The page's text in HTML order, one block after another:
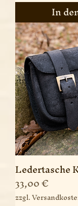
In
Ledertasche
Preis
33,00 €
zzgl.